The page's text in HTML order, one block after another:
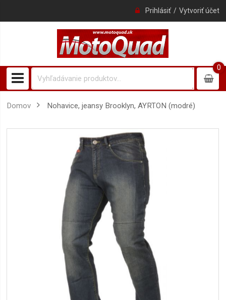
Prihlásiť Vytvoriť účet
0
0item
Domov Nohavice, jeansy Brooklyn, AYRTON (modré)